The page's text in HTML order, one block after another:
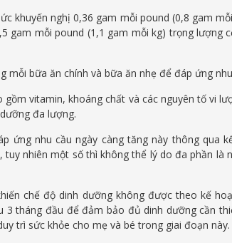
khuyến nghị 0,36 gam mỗi pound (0,8 gam
gam mỗi pound (1,1 gam mỗi kg) trọng lượng
mỗi bữa ăn chính và bữa ăn nhẹ để đáp ứng
gồm vitamin, khoáng chất và các nguyên tố vi
đa lượng.
ứng nhu cầu ngày càng tăng này thông qua
nhiên một số thì không thể lý do đa phần là
chế độ dinh dưỡng không được theo kế
3 tháng đầu để đảm bảo đủ dinh dưỡng cần
trì sức khỏe cho mẹ và bé trong giai đoạn này.